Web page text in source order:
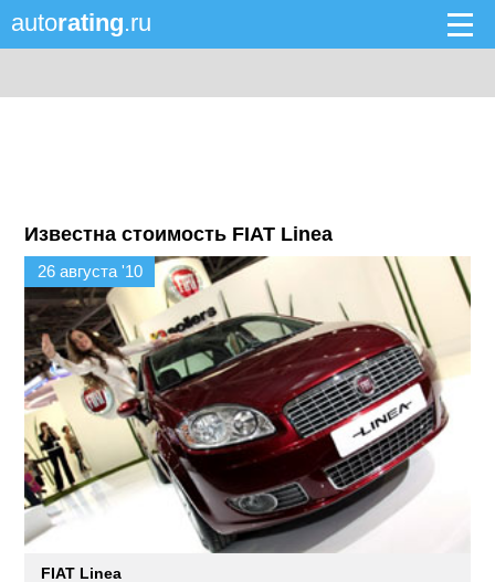
autorating.ru
Известна стоимость FIAT Linea
26 августа '10
FIAT Linea